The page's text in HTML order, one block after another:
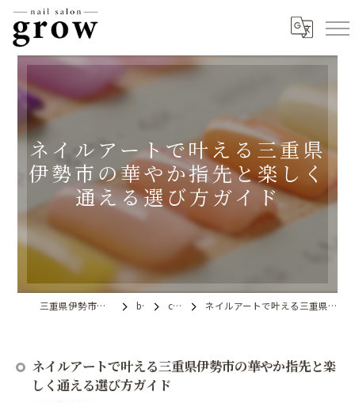
ネイルアートで叶える三重県
伊勢市の華やか指先と楽しく
通える選び方ガイド
三重県伊勢市のネイルならnail salon grow blog column ネイルアートで叶える三重県伊勢市の華やか指先と楽しく通える選び方ガイド
ネイルアートで叶える三重県伊勢市の華やか指先と楽
しく通える選び方ガイド